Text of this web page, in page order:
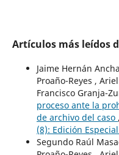
Artículos más leídos
Jaime Hernán
Proaño-Reyes ,
Francisco Granja-
proceso ante la
de archivo del caso ,
(8): Edición
Segundo Raúl